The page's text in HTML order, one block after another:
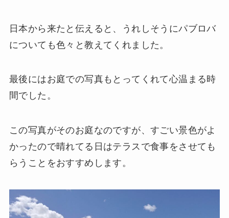
日本から来たと伝えると、うれしそうにパブロバ
についても色々と教えてくれました。
最後にはお庭での写真もとってくれて心温まる時
間でした。
この写真がそのお庭なのですが、すごい景色がよ
かったので晴れてる日はテラスで食事をさせても
らうことをおすすめします。